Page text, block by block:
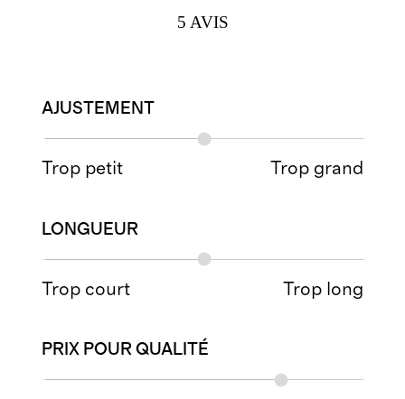
5 AVIS
AJUSTEMENT
Trop petit Trop grand
LONGUEUR
Trop court Trop long
PRIX POUR QUALITÉ